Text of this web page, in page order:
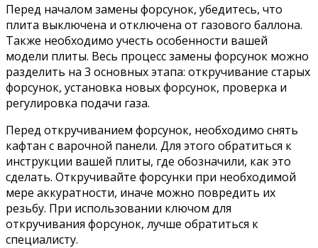
Перед началом замены форсунок, убедитесь, что
плита выключена и отключена от газового баллона.
Также необходимо учесть особенности вашей
модели плиты. Весь процесс замены форсунок можно
разделить на 3 основных этапа: откручивание старых
форсунок, установка новых форсунок, проверка и
регулировка подачи газа.
Перед откручиванием форсунок, необходимо снять
кафтан с варочной панели. Для этого обратиться к
инструкции вашей плиты, где обозначили, как это
сделать. Откручивайте форсунки при необходимой
мере аккуратности, иначе можно повредить их
резьбу. При использовании ключом для
откручивания форсунок, лучше обратиться к
специалисту.